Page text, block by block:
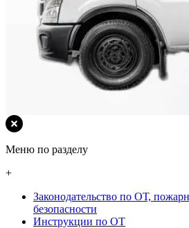
Меню по разделу
+
Законодательство по ОТ,
безопасности
Инструкции по ОТ